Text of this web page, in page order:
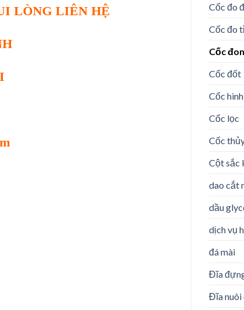
Cốc đo
Cốc đo
Cốc
Cốc đốt
Cốc
Cốc lọc
Cốc
Cột sắc
dao cắt
dầu
dịch vụ
đá mài
Đĩa
Đĩa nuôi
LÒNG LIÊN HỆ